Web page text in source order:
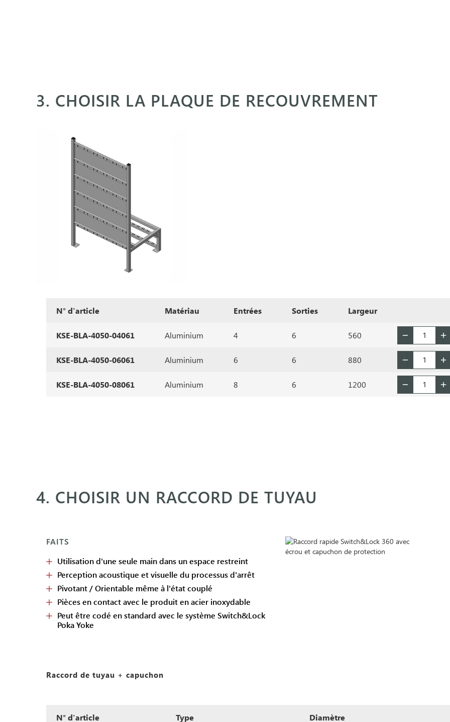
3. CHOISIR LA PLAQUE DE RECOUVREMENT
N° d'article Matériau Entrées Sorties Largeur
KSE-BLA-4050-04061 Aluminium 4 6 560
KSE-BLA-4050-06061 Aluminium 6 6 880
KSE-BLA-4050-08061 Aluminium 8 6 1200
4. CHOISIR UN RACCORD DE TUYAU
FAITS
Utilisation d'une seule main dans un espace restreint
Perception acoustique et visuelle du processus d'arrêt
Pivotant / Orientable même à l'état couplé
Pièces en contact avec le produit en acier inoxydable
Peut être codé en standard avec le système Switch&Lock
Poka Yoke
Raccord de tuyau + capuchon
N° d'article Type Diamètre